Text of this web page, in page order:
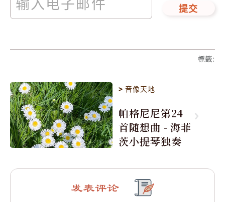
提交
標籤:
>音像天地
帕格尼尼第24
首随想曲 - 海菲
茨小提琴独奏
发表评论